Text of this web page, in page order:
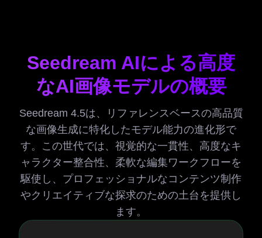
Seedream AIによる高度
なAI画像モデルの概要
Seedream 4.5は、リファレンスベースの高品質
な画像生成に特化したモデル能力の進化形で
す。この世代では、視覚的な一貫性、高度なキ
ャラクター整合性、柔軟な編集ワークフローを
駆使し、プロフェッショナルなコンテンツ制作
やクリエイティブな探求のための土台を提供し
ます。